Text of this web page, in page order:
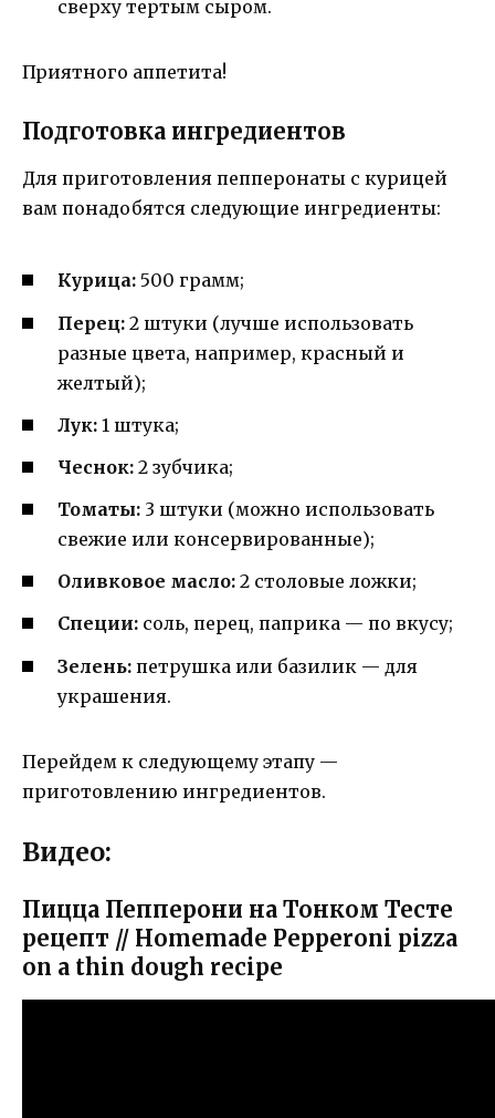
сверху тертым сыром.
Приятного аппетита!
Подготовка ингредиентов
Для приготовления пепперонаты с курицей
вам понадобятся следующие ингредиенты:
Курица: 500 грамм;
Перец: 2 штуки (лучше использовать
разные цвета, например, красный и
желтый);
Лук: 1 штука;
Чеснок: 2 зубчика;
Томаты: 3 штуки (можно использовать
свежие или консервированные);
Оливковое масло: 2 столовые ложки;
Специи: соль, перец, паприка — по вкусу;
Зелень: петрушка или базилик — для
украшения.
Перейдем к следующему этапу —
приготовлению ингредиентов.
Видео:
Пицца Пепперони на Тонком Тесте
рецепт // Homemade Pepperoni pizza
on a thin dough recipe